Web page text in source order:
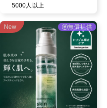
ュー募集
5000人以上
New 無償提供